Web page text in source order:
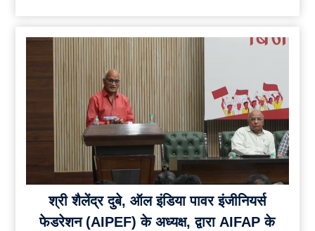
श्री शैलेंद्र दुबे, ऑल इंडिया पावर इंजीनियर्स
फेडरेशन (AIPEF) के अध्यक्ष, द्वारा AIFAP के